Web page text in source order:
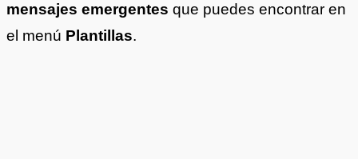
mensajes emergentes que puedes encontrar en
el menú Plantillas.